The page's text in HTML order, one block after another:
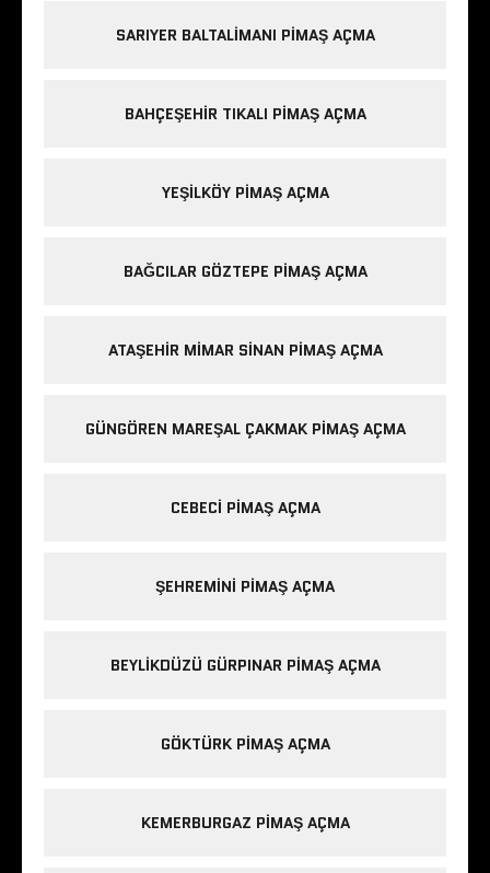
SARIYER BALTALIMANI PIMAŞ AÇMA
BAHÇEŞEHIR TIKALI PIMAŞ AÇMA
YEŞILKÖY PIMAŞ AÇMA
BAĞCILAR GÖZTEPE PIMAŞ AÇMA
ATAŞEHIR MIMAR SINAN PIMAŞ AÇMA
GÜNGÖREN MAREŞAL ÇAKMAK PIMAŞ AÇMA
CEBECI PIMAŞ AÇMA
ŞEHREMINI PIMAŞ AÇMA
BEYLIKDÜZÜ GÜRPINAR PIMAŞ AÇMA
GÖKTÜRK PIMAŞ AÇMA
KEMERBURGAZ PIMAŞ AÇMA